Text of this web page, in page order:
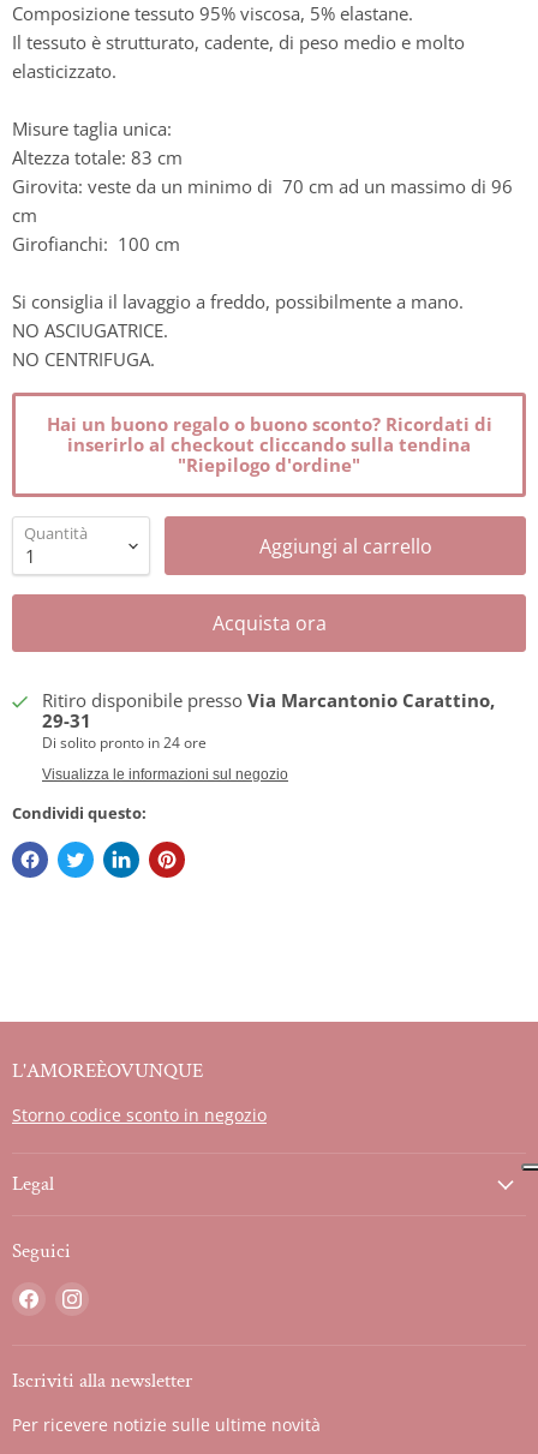
Composizione tessuto 95% viscosa, 5% elastane.
Il tessuto è strutturato, cadente, di peso medio e molto
elasticizzato.
Misure taglia unica:
Altezza totale: 83 cm
Girovita: veste da un minimo di 70 cm ad un massimo di 96
cm
Girofianchi: 100 cm
Si consiglia il lavaggio a freddo, possibilmente a mano.
NO ASCIUGATRICE.
NO CENTRIFUGA.
Hai un buono regalo o buono sconto? Ricordati di
inserirlo al checkout cliccando sulla tendina
"Riepilogo d'ordine"
Quantità Aggiungi al carrello
Acquista ora
Ritiro disponibile presso Via Marcantonio Carattino,
29-31
Di solito pronto in 24 ore
Visualizza le informazioni sul negozio
Condividi questo:
L'AMOREÈOVUNQUE
Storno codice sconto in negozio
Legal
Seguici
Trovaci
Iscriviti alla newsletter
Per ricevere notizie sulle ultime novità